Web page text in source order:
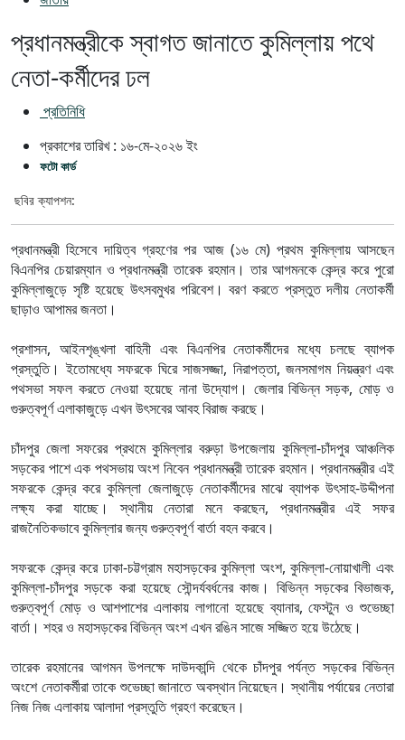
প্রধানমন্ত্রীকে স্বাগত জানাতে কুমিল্লায় পথে
নেতা-কর্মীদের ঢল
প্রতিনিধি
প্রকাশের তারিখ : ১৬-মে-২০২৬ইং
ফটো কার্ড
ছবির ক্যাপশন:
প্রধানমন্ত্রী হিসেবে দায়িত্ব গ্রহণের পর আজ (১৬ মে) প্রথম কুমিল্লায় আসছেন
বিএনপির চেয়ারম্যান ও প্রধানমন্ত্রী তারেক রহমান। তার আগমনকে কেন্দ্র করে পুরো
কুমিল্লাজুড়ে সৃষ্টি হয়েছে উৎসবমুখর পরিবেশ। বরণ করতে প্রস্তুত দলীয় নেতাকর্মী
ছাড়াও আপামর জনতা।
প্রশাসন, আইনশৃঙ্খলা বাহিনী এবং বিএনপির নেতাকর্মীদের মধ্যে চলছে ব্যাপক
প্রস্তুতি। ইতোমধ্যে সফরকে ঘিরে সাজসজ্জা, নিরাপত্তা, জনসমাগম নিয়ন্ত্রণ এবং
পথসভা সফল করতে নেওয়া হয়েছে নানা উদ্যোগ। জেলার বিভিন্ন সড়ক, মোড় ও
গুরুত্বপূর্ণ এলাকাজুড়ে এখন উৎসবের আবহ বিরাজ করছে।
চাঁদপুর জেলা সফরের প্রথমে কুমিল্লার বরুড়া উপজেলায় কুমিল্লা-চাঁদপুর আঞ্চলিক
সড়কের পাশে এক পথসভায় অংশ নিবেন প্রধানমন্ত্রী তারেক রহমান। প্রধানমন্ত্রীর এই
সফরকে কেন্দ্র করে কুমিল্লা জেলাজুড়ে নেতাকর্মীদের মাঝে ব্যাপক উৎসাহ-উদ্দীপনা
লক্ষ্য করা যাচ্ছে। স্থানীয় নেতারা মনে করছেন, প্রধানমন্ত্রীর এই সফর
রাজনৈতিকভাবে কুমিল্লার জন্য গুরুত্বপূর্ণ বার্তা বহন করবে।
সফরকে কেন্দ্র করে ঢাকা-চট্টগ্রাম মহাসড়কের কুমিল্লা অংশ, কুমিল্লা-নোয়াখালী এবং
কুমিল্লা-চাঁদপুর সড়কে করা হয়েছে সৌন্দর্যবর্ধনের কাজ। বিভিন্ন সড়কের বিভাজক,
গুরুত্বপূর্ণ মোড় ও আশপাশের এলাকায় লাগানো হয়েছে ব্যানার, ফেস্টুন ও শুভেচ্ছা
বার্তা। শহর ও মহাসড়কের বিভিন্ন অংশ এখন রঙিন সাজে সজ্জিত হয়ে উঠেছে।
তারেক রহমানের আগমন উপলক্ষে দাউদকান্দি থেকে চাঁদপুর পর্যন্ত সড়কের বিভিন্ন
অংশে নেতাকর্মীরা তাকে শুভেচ্ছা জানাতে অবস্থান নিয়েছেন। স্থানীয় পর্যায়ের নেতারা
নিজ নিজ এলাকায় আলাদা প্রস্তুতি গ্রহণ করেছেন।